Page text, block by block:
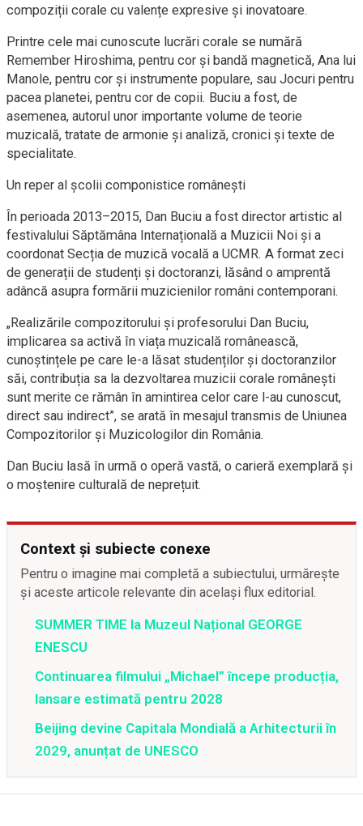
compoziții corale cu valențe expresive și inovatoare.
Printre cele mai cunoscute lucrări corale se numără
Remember Hiroshima, pentru cor și bandă magnetică, Ana lui
Manole, pentru cor și instrumente populare, sau Jocuri pentru
pacea planetei, pentru cor de copii. Buciu a fost, de
asemenea, autorul unor importante volume de teorie
muzicală, tratate de armonie și analiză, cronici și texte de
specialitate.
Un reper al școlii componistice românești
În perioada 2013–2015, Dan Buciu a fost director artistic al
festivalului Săptămâna Internațională a Muzicii Noi și a
coordonat Secția de muzică vocală a UCMR. A format zeci
de generații de studenți și doctoranzi, lăsând o amprentă
adâncă asupra formării muzicienilor români contemporani.
„Realizările compozitorului și profesorului Dan Buciu,
implicarea sa activă în viața muzicală românească,
cunoștințele pe care le-a lăsat studenților și doctoranzilor
săi, contribuția sa la dezvoltarea muzicii corale românești
sunt merite ce rămân în amintirea celor care l-au cunoscut,
direct sau indirect”, se arată în mesajul transmis de Uniunea
Compozitorilor și Muzicologilor din România.
Dan Buciu lasă în urmă o operă vastă, o carieră exemplară și
o moștenire culturală de neprețuit.
Context și subiecte conexe
Pentru o imagine mai completă a subiectului, urmărește
și aceste articole relevante din același flux editorial.
SUMMER TIME la Muzeul Național GEORGE
ENESCU
Continuarea filmului „Michael” începe producția,
lansare estimată pentru 2028
Beijing devine Capitala Mondială a Arhitecturii în
2029, anunțat de UNESCO